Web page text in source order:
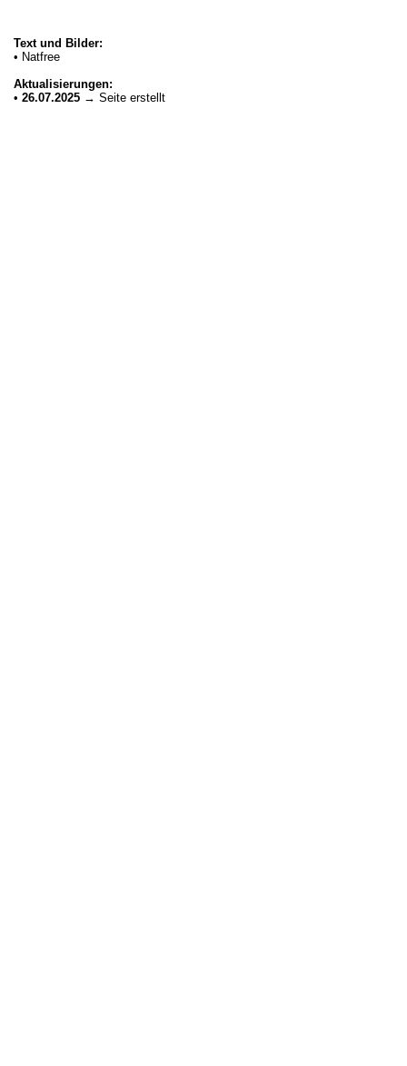
Text und Bilder:
• Natfree
Aktualisierungen:
• 26.07.2025 → Seite erstellt